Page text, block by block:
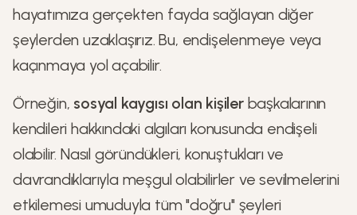
hayatımıza gerçekten fayda sağlayan diğer
şeylerden uzaklaşırız. Bu, endişelenmeye veya
kaçınmaya yol açabilir.
Örneğin, sosyal kaygısı olan kişilerbaşkalarının
kendileri hakkındaki algıları konusunda endişeli
olabilir. Nasıl göründükleri, konuştukları ve
davrandıklarıyla meşgul olabilirler ve sevilmelerini
etkilemesi umuduyla tüm "doğru" şeyleri